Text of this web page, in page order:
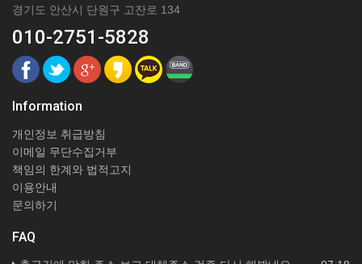
경기도 안산시 단원구 고잔로 134
010-2751-5828
Information
개인정보 취급방침
이메일 무단수집거부
책임의 한계와 법적고지
이용안내
문의하기
FAQ